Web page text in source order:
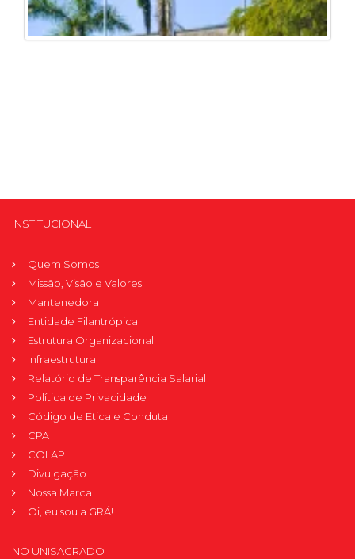
INSTITUCIONAL
Quem Somos
Missão, Visão e Valores
Mantenedora
Entidade Filantrópica
Estrutura Organizacional
Infraestrutura
Relatório de Transparência Salarial
Política de Privacidade
Código de Ética e Conduta
CPA
COLAP
Divulgação
Nossa Marca
Oi, eu sou a GRÁ!
NO UNISAGRADO